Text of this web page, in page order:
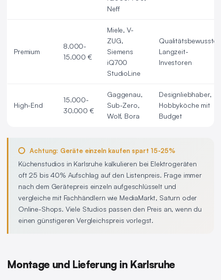
Neff
Premium
8.000-
15.000 €
Miele, V-
ZUG,
Siemens
iQ700
StudioLine
Qualitätsbewusste
Langzeit-
Investoren
High-End
15.000-
30.000 €
Gaggenau,
Sub-Zero,
Wolf, Bora
Designliebhaber,
Hobbyköche mit
Budget
Achtung: Geräte einzeln kaufen spart 15-25%
Küchenstudios in Karlsruhe kalkulieren bei Elektrogeräten
oft 25 bis 40% Aufschlag auf den Listenpreis. Frage immer
nach dem Gerätepreis einzeln aufgeschlüsselt und
vergleiche mit Fachhändlern wie MediaMarkt, Saturn oder
Online-Shops. Viele Studios passen den Preis an, wenn du
einen günstigeren Vergleichspreis vorlegst.
Montage und Lieferung in Karlsruhe